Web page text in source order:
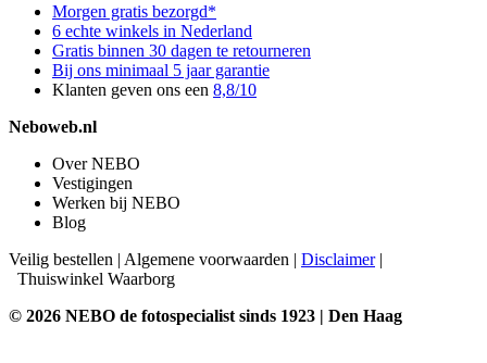
Morgen gratis bezorgd*
6 echte winkels in Nederland
Gratis binnen 30 dagen te retourneren
Bij ons minimaal 5 jaar garantie
Klanten geven ons een 8,8/10
Neboweb.nl
Over NEBO
Vestigingen
Werken bij NEBO
Blog
Veilig bestellen | Algemene voorwaarden | Disclaimer|
Thuiswinkel Waarborg
© 2026 NEBO de fotospecialist sinds 1923 | Den Haag